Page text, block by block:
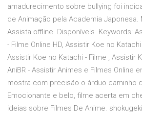
amadurecimento sobre bullying foi
de Animação pela Academia Japonesa.
Assista offline. Disponíveis Keywords:
- Filme Online HD, Assistir Koe no
Assistir Koe no Katachi - Filme , Assistir
AniBR - Assistir Animes e Filmes Online
mostra com precisão o árduo caminho
Emocionante e belo, filme acerta em
ideias sobre Filmes De Anime.